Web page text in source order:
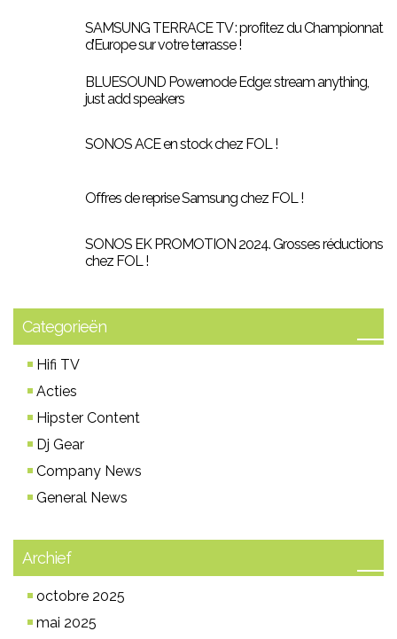
SAMSUNG TERRACE TV : profitez du Championnat
d’Europe sur votre terrasse !
BLUESOUND Powernode Edge: stream anything,
just add speakers
SONOS ACE en stock chez FOL !
Offres de reprise Samsung chez FOL !
SONOS EK PROMOTION 2024. Grosses réductions
chez FOL !
Categorieën
Hifi TV
Acties
Hipster Content
Dj Gear
Company News
General News
Archief
octobre 2025
mai 2025